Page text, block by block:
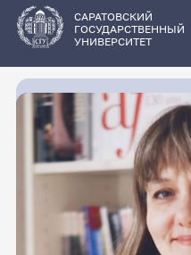
основному
содержанию
САРАТОВСКИЙ
ГОСУДАРСТВЕННЫЙ
УНИВЕРСИТЕТ